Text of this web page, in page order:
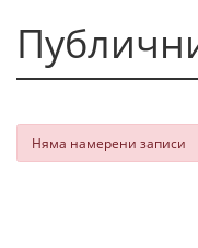
Няма намерени записи